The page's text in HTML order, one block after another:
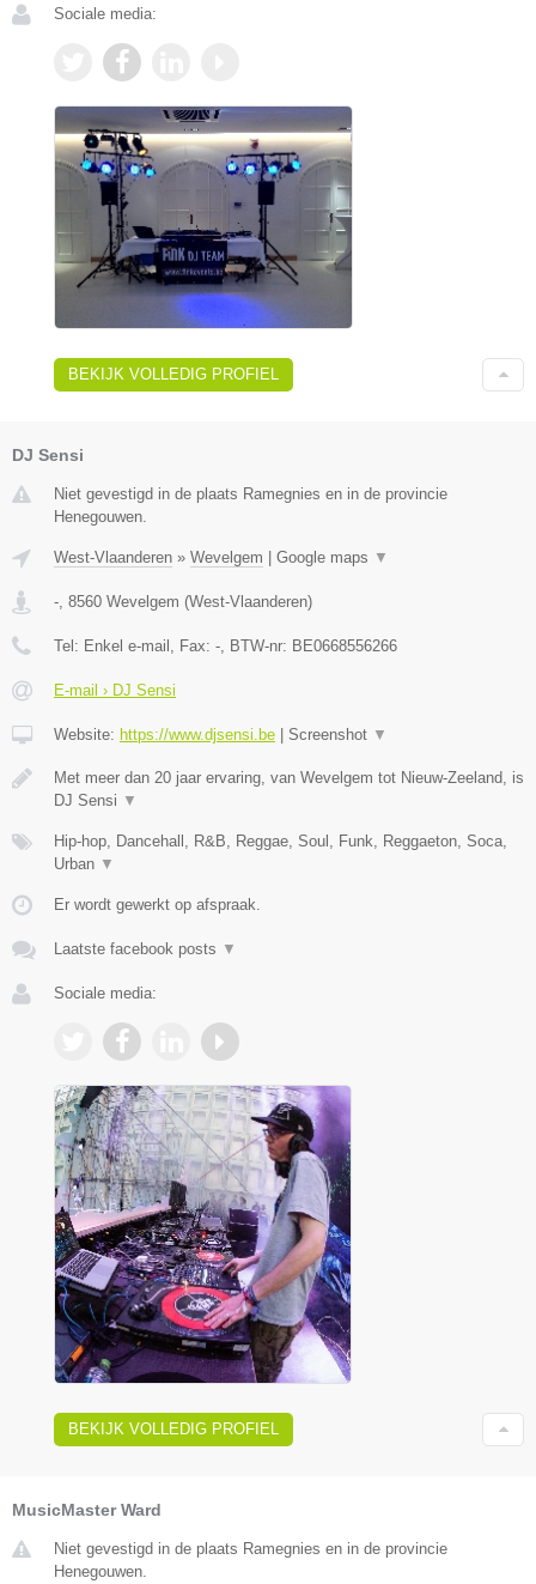
Sociale media:
BEKIJK VOLLEDIG PROFIEL
DJ Sensi
Niet gevestigd in de plaats Ramegnies en in de provincie
Henegouwen.
West-Vlaanderen » Wevelgem Google maps ▼
-, 8560 Wevelgem (West-Vlaanderen)
Tel: Enkel e-mail , Fax: -, BTW-nr: BE0668556266
E-mail › DJ Sensi
Website: https://www.djsensi.be Screenshot ▼
Met meer dan 20 jaar ervaring, van Wevelgem tot Nieuw-Zeeland, is
DJ Sensi ▼
Hip-hop, Dancehall, R&B, Reggae, Soul, Funk, Reggaeton, Soca,
Urban ▼
Er wordt gewerkt op afspraak.
Laatste facebook posts ▼
Sociale media:
BEKIJK VOLLEDIG PROFIEL
MusicMaster Ward
Niet gevestigd in de plaats Ramegnies en in de provincie
Henegouwen.